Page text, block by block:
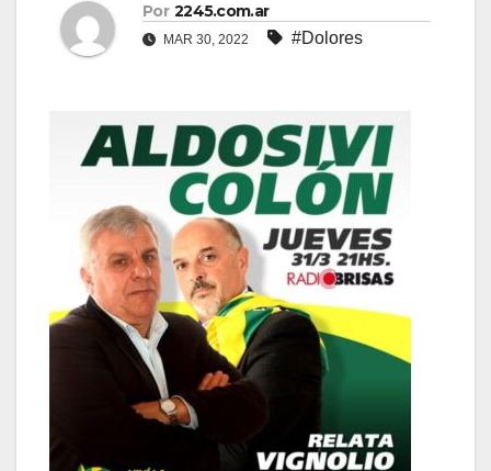
Por 2245.com.ar
MAR 30, 2022 #Dolores